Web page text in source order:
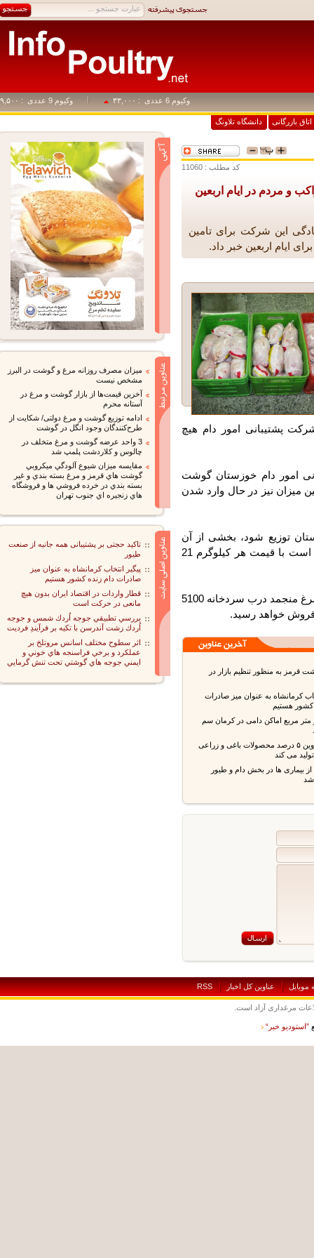
وکیوم 6 عددی : ۳۳,۰۰۰ وکیوم 9 عددی : ۴۹,۵۰۰
بازرگانی دانشگاه تلاونگ
کد مطلب : 11060
و مردم در ایام اربعین
این شرکت برای تامین
اربعین خبر داد.
پشتیبانی امور دام هیچ
امور دام خوزستان گوشت
نیز در حال وارد شدن
توزیع شود،‌ بخشی از آن
وارداتی و بخشی از آن نیز تولید داخلی بوده که قرار است با قیمت هر کیلوگرم 21
سلامات خاطرنشان کرد:‌ همچنین قیمت هر کیلوگرم مرغ منجمد درب سردخانه 5100
به منظور تنظیم بازار در
کرمانشاه به عنوان میز صادرات
هستیم
متر مربع اماکن دامی در کرمان سم
استان قزوین ۵ درصد محصولات باغی و زراعی
می کند
بیماری ها در بخش دام و طیور
میزان مصرف روزانه مرغ و گوشت در البرز
مشخص نیست
آخرین قیمت‌ها از بازار گوشت و مرغ در
آستانه محرم
ادامه توزیع گوشت و مرغ دولتی/ شکایت از
طرح‌کنندگان وجود انگل در گوشت
3 واحد عرضه گوشت و مرغ متخلف در
چالوس و کلاردشت پلمپ شد
مقايسه ميزان شيوع آلودگي ميكروبي
گوشت هاي قرمز و مرغ بسته بندي و غير
بسته بندي در خرده فروشي ها و فروشگاه
هاي زنجيره اي جنوب تهران
تاکید حجتی بر پشتیبانی همه جانبه از صنعت
طیور
پیگیر انتخاب کرمانشاه به عنوان میز
صادرات دام زنده کشور هستیم
قطار واردات در اقتصاد ایران بدون هیچ
مانعی در حرکت است
بررسي تطبيقي جوجه اُردك شمس و جوجه
اُردك زشت آندرسن با تكيه بر فرآيندِ فرديت
اثر سطوح مختلف اسانس مروتلخ بر
عملكرد و برخي فراسنجه هاي خوني و
ايمني جوجه هاي گوشتي تحت تنش گرمايي
عناوين کل اخبار RSS
مرغداری آزاد است.
خبر“